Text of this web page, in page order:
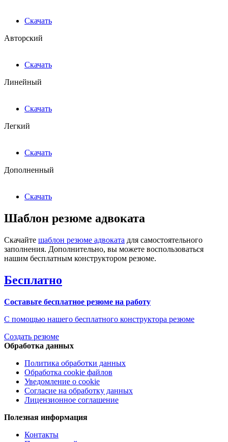
Скачать
Авторский
Скачать
Линейный
Скачать
Легкий
Скачать
Дополненный
Скачать
Шаблон резюме адвоката
Скачайте шаблон резюме адвоката для самостоятельного
заполнения. Дополнительно, вы можете воспользоваться
нашим бесплатным конструктором резюме.
Бесплатно
Составьте бесплатное резюме на работу
С помощью нашего бесплатного конструктора резюме
Создать резюме
Обработка данных
Политика обработки данных
Обработка cookie файлов
Уведомление о cookie
Согласие на обработку данных
Лицензионное соглашение
Полезная информация
Контакты